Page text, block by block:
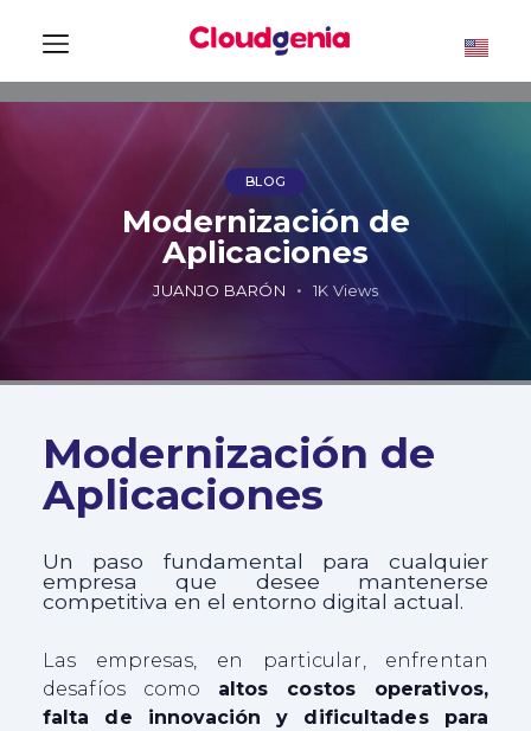
BLOG
Modernización de
Aplicaciones
JUANJO BARÓN 1K Views
Modernización de
Aplicaciones
Un paso fundamental para cualquier
empresa que desee mantenerse
competitiva en el entorno digital actual.
Las empresas, en particular, enfrentan
desafíos como altos costos operativos,
falta de innovación y dificultades para